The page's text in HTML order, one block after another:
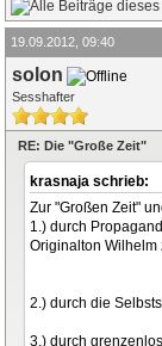
19.09.2012, 09:40
solon
Sesshafter
RE: Die "Große Zeit"
krasnaja schrieb:
Zur "Großen Zeit"
1.) durch
Originalton Wilhelm
2.) durch die
3.) durch